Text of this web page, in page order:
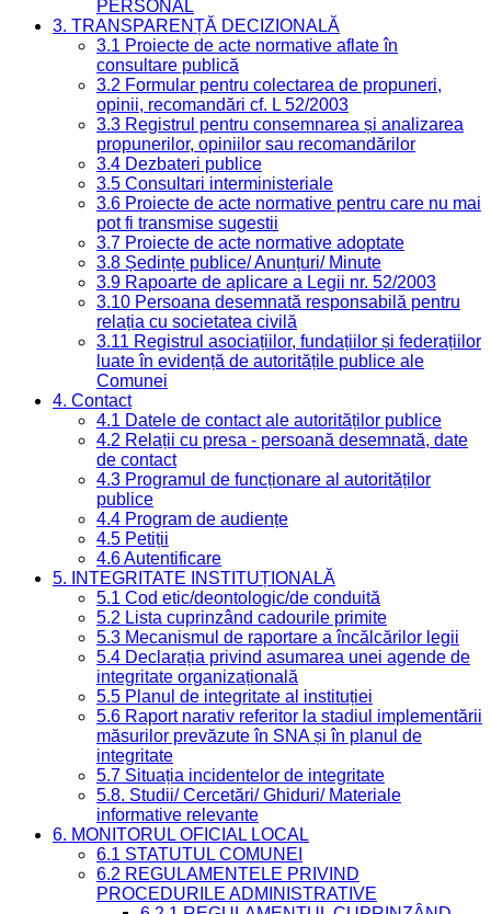
PERSONAL
3. TRANSPARENȚĂ DECIZIONALĂ
3.1 Proiecte de acte normative aflate în
consultare publică
3.2 Formular pentru colectarea de propuneri,
opinii, recomandări cf. L 52/2003
3.3 Registrul pentru consemnarea și analizarea
propunerilor, opiniilor sau recomandărilor
3.4 Dezbateri publice
3.5 Consultari interministeriale
3.6 Proiecte de acte normative pentru care nu mai
pot fi transmise sugestii
3.7 Proiecte de acte normative adoptate
3.8 Ședințe publice/ Anunțuri/ Minute
3.9 Rapoarte de aplicare a Legii nr. 52/2003
3.10 Persoana desemnată responsabilă pentru
relația cu societatea civilă
3.11 Registrul asociațiilor, fundațiilor și federațiilor
luate în evidență de autoritățile publice ale
Comunei
4. Contact
4.1 Datele de contact ale autorităților publice
4.2 Relații cu presa - persoană desemnată, date
de contact
4.3 Programul de funcționare al autorităților
publice
4.4 Program de audiențe
4.5 Petiții
4.6 Autentificare
5. INTEGRITATE INSTITUȚIONALĂ
5.1 Cod etic/deontologic/de conduită
5.2 Lista cuprinzând cadourile primite
5.3 Mecanismul de raportare a încălcărilor legii
5.4 Declarația privind asumarea unei agende de
integritate organizațională
5.5 Planul de integritate al instituției
5.6 Raport narativ referitor la stadiul implementării
măsurilor prevăzute în SNA și în planul de
integritate
5.7 Situația incidentelor de integritate
5.8. Studii/ Cercetări/ Ghiduri/ Materiale
informative relevante
6. MONITORUL OFICIAL LOCAL
6.1 STATUTUL COMUNEI
6.2 REGULAMENTELE PRIVIND
PROCEDURILE ADMINISTRATIVE